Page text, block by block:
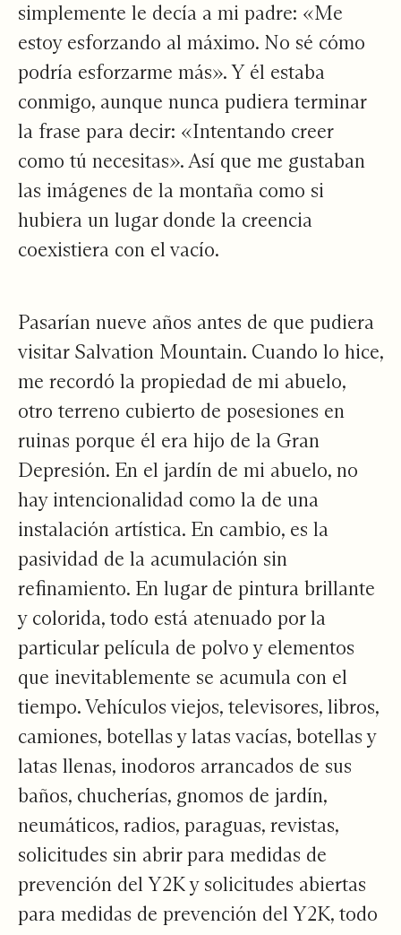
simplemente le decía a mi padre: «Me
estoy esforzando al máximo. No sé cómo
podría esforzarme más». Y él estaba
conmigo, aunque nunca pudiera terminar
la frase para decir: «Intentando creer
como tú necesitas». Así que me gustaban
las imágenes de la montaña como si
hubiera un lugar donde la creencia
coexistiera con el vacío.
Pasarían nueve años antes de que pudiera
visitar Salvation Mountain. Cuando lo hice,
me recordó la propiedad de mi abuelo,
otro terreno cubierto de posesiones en
ruinas porque él era hijo de la Gran
Depresión. En el jardín de mi abuelo, no
hay intencionalidad como la de una
instalación artística. En cambio, es la
pasividad de la acumulación sin
refinamiento. En lugar de pintura brillante
y colorida, todo está atenuado por la
particular película de polvo y elementos
que inevitablemente se acumula con el
tiempo. Vehículos viejos, televisores, libros,
camiones, botellas y latas vacías, botellas y
latas llenas, inodoros arrancados de sus
baños, chucherías, gnomos de jardín,
neumáticos, radios, paraguas, revistas,
solicitudes sin abrir para medidas de
prevención del Y2K y solicitudes abiertas
para medidas de prevención del Y2K, todo